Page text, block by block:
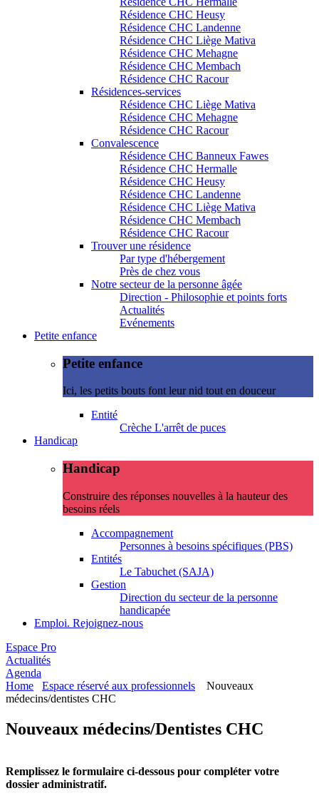
Résidence CHC Heusy
Résidence CHC Landenne
Résidence CHC Liège Mativa
Résidence CHC Mehagne
Résidence CHC Membach
Résidence CHC Racour
Résidences-services
Résidence CHC Liège Mativa
Résidence CHC Mehagne
Résidence CHC Racour
Convalescence
Résidence CHC Banneux Fawes
Résidence CHC Hermalle
Résidence CHC Heusy
Résidence CHC Landenne
Résidence CHC Liège Mativa
Résidence CHC Membach
Résidence CHC Racour
Trouver une résidence
Par type d'hébergement
Près de chez vous
Notre secteur de la personne âgée
Direction - Philosophie et points forts
Actualités
Evénements
Petite enfance
Petite enfance
Ici, les petits bouts font leur nid tout en douceur
Entité
Crèche L'arrêt de puces
Handicap
Handicap
Construire des réponses nouvelles à la hauteur des
besoins réels
Accompagnement
Personnes à besoins spécifiques (PBS)
Entités
Le Tabuchet (SAJA)
Gestion
Direction du secteur de la personne
handicapée
Emploi. Rejoignez-nous
Espace Pro
Actualités
Agenda
Home
Espace réservé aux professionnels
Nouveaux
médecins/dentistes CHC
Nouveaux médecins/Dentistes CHC
Remplissez le formulaire ci-dessous pour compléter votre
dossier administratif.